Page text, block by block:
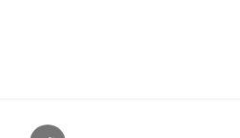
Twitter